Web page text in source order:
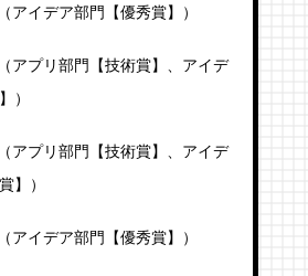
イデア部門【優秀賞】）
プリ部門【技術賞】、アイデ
）
プリ部門【技術賞】、アイデ
】）
イデア部門【優秀賞】）